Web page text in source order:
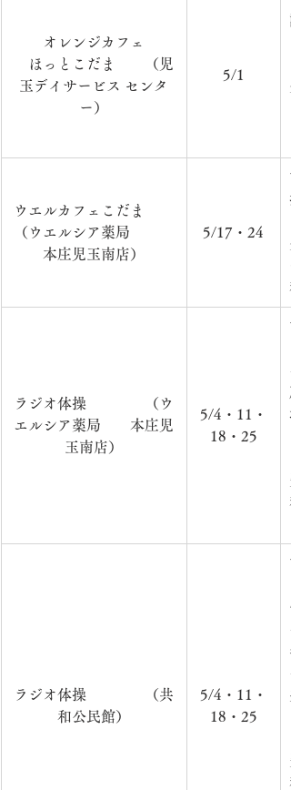
オレンジカフェ
ほっとこだま　　（児
玉デイサービス センタ
ー）
5/1
ウエルカフェこだま
（ウエルシア薬局
本庄児玉南店）
5/17・24
ラジオ体操　　　　（ウ
エルシア薬局　　本庄児
玉南店）
5/4・11・
18・25
ラジオ体操　　　　（共
和公民館）
5/4・11・
18・25